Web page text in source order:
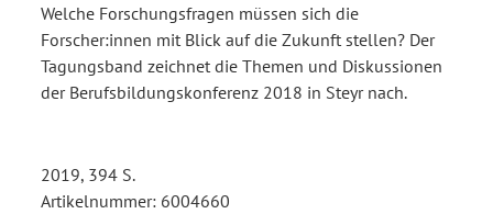
Welche Forschungsfragen müssen sich die
Forscher:innen mit Blick auf die Zukunft stellen? Der
Tagungsband zeichnet die Themen und Diskussionen
der Berufsbildungskonferenz 2018 in Steyr nach.
2019, 394 S.
Artikelnummer: 6004660